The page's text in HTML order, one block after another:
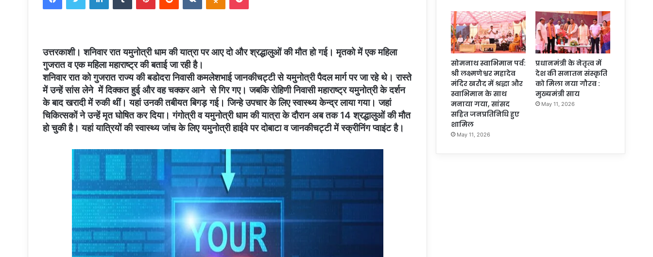
उत्तरकाशी। शनिवार रात यमुनोत्री धाम की यात्रा पर आए दो और श्रद्धालुओं की मौत हो गई। मृतको में एक महिला
गुजरात व एक महिला महाराष्ट्र की बताई जा रही है।
शनिवार रात को गुजरात राज्य की बडोदरा निवासी कमलेशभाई जानकीचट्टी से यमुनोत्री पैदल मार्ग पर जा रहे थे। रास्ते
में उन्हें सांस लेने में दिक्कत हुई और वह चक्कर आने से गिर गए। जबकि रोहिणी निवासी महाराष्ट्र यमुनोत्री के दर्शन
के बाद खरादी में रुकी थीं। यहां उनकी तबीयत बिगड़ गई। जिन्हे उपचार के लिए स्वास्थ्य केन्द्र लाया गया। जहां
चिकित्सकों ने उन्हें मृत घोषित कर दिया। गंगोत्री व यमुनोत्री धाम की यात्रा के दौरान अब तक 14 श्रद्धालुओं की मौत
हो चुकी है। यहां यात्रियों की स्वास्थ्य जांच के लिए यमुनोत्री हाईवे पर दोबाटा व जानकीचट्टी में स्क्रीनिंग प्वाइंट है।
सोमनाथ स्वाभिमान पर्व:
श्री लक्ष्मणेश्वर महादेव
मंदिर खरौद में श्रद्धा और
स्वाभिमान के साथ
मनाया गया, सांसद
सहित जनप्रतिनिधि हुए
शामिल
May 11, 2026
प्रधानमंत्री के नेतृत्व में
देश की सनातन संस्कृति
को मिला नया गौरव :
मुख्यमंत्री साय
May 11, 2026